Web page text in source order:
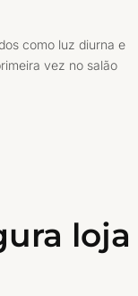
como luz diurna e
vez no salão
loja